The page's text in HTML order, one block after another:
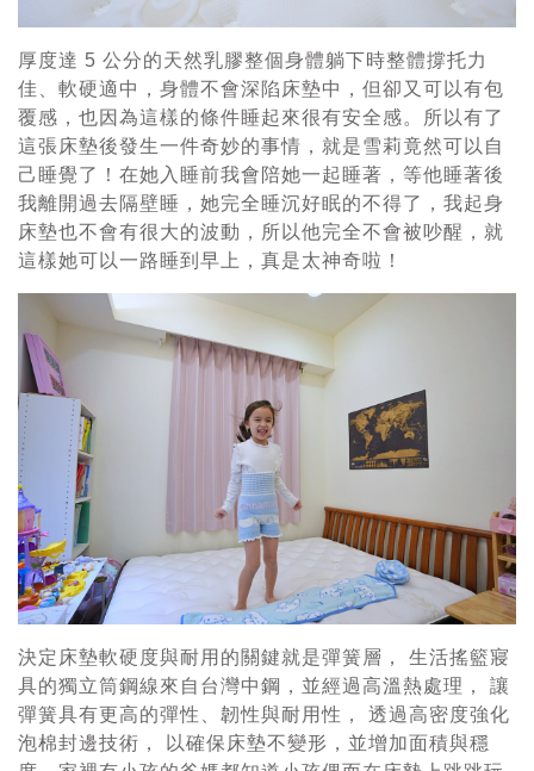
厚度達 5 公分的天然乳膠整個身體躺下時整體撐托力
佳、軟硬適中，身體不會深陷床墊中，但卻又可以有包
覆感，也因為這樣的條件睡起來很有安全感。所以有了
這張床墊後發生一件奇妙的事情，就是雪莉竟然可以自
己睡覺了！在她入睡前我會陪她一起睡著，等他睡著後
我離開過去隔壁睡，她完全睡沉好眠的不得了，我起身
床墊也不會有很大的波動，所以他完全不會被吵醒，就
這樣她可以一路睡到早上，真是太神奇啦！
決定床墊軟硬度與耐用的關鍵就是彈簧層， 生活搖籃寢
具的獨立筒鋼線來自台灣中鋼，並經過高溫熱處理， 讓
彈簧具有更高的彈性、韌性與耐用性， 透過高密度強化
泡棉封邊技術， 以確保床墊不變形，並增加面積與穩